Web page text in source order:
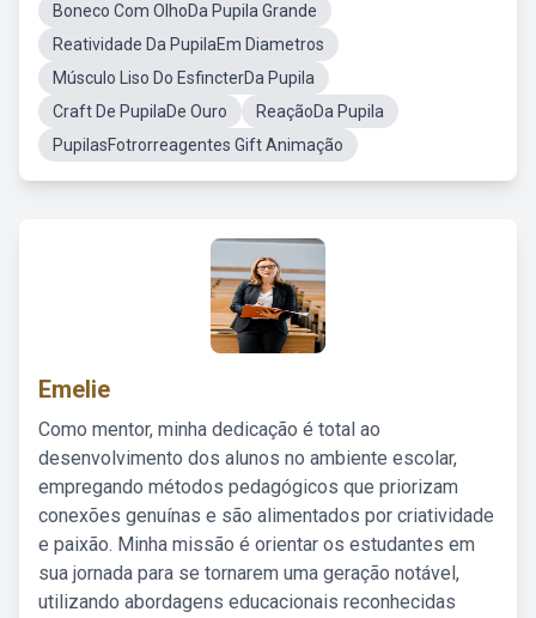
Boneco Com OlhoDa Pupila Grande
Reatividade Da PupilaEm Diametros
Músculo Liso Do EsfincterDa Pupila
Craft De PupilaDe Ouro
ReaçãoDa Pupila
PupilasFotrorreagentes Gift Animação
Emelie
Como mentor, minha dedicação é total ao
desenvolvimento dos alunos no ambiente escolar,
empregando métodos pedagógicos que priorizam
conexões genuínas e são alimentados por criatividade
e paixão. Minha missão é orientar os estudantes em
sua jornada para se tornarem uma geração notável,
utilizando abordagens educacionais reconhecidas